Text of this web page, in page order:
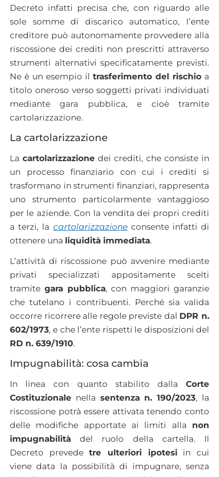
Decreto infatti precisa che, con riguardo alle
sole somme di discarico automatico, l’ente
creditore può autonomamente provvedere alla
riscossione dei crediti non prescritti attraverso
strumenti alternativi specificatamente previsti.
Ne è un esempio il trasferimento del rischio a
titolo oneroso verso soggetti privati individuati
mediante gara pubblica, e cioè tramite
cartolarizzazione.
La cartolarizzazione
La cartolarizzazione dei crediti, che consiste in
un processo finanziario con cui i crediti si
trasformano in strumenti finanziari, rappresenta
uno strumento particolarmente vantaggioso
per le aziende. Con la vendita dei propri crediti
a terzi, la cartolarizzazioneconsente infatti di
ottenere una liquidità immediata.
L’attività di riscossione può avvenire mediante
privati specializzati appositamente scelti
tramite gara pubblica, con maggiori garanzie
che tutelano i contribuenti. Perché sia valida
occorre ricorrere alle regole previste dal DPR n.
602/1973, e che l’ente rispetti le disposizioni del
RD n. 639/1910.
Impugnabilità: cosa cambia
In linea con quanto stabilito dalla Corte
Costituzionale nella sentenza n. 190/2023, la
riscossione potrà essere attivata tenendo conto
delle modifiche apportate ai limiti alla non
impugnabilità del ruolo della cartella. Il
Decreto prevedetre ulteriori ipotesi in cui
viene data la possibilità di impugnare, senza